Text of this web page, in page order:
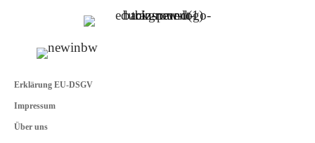
Erklärung EU-DSGV
Impressum
Über uns